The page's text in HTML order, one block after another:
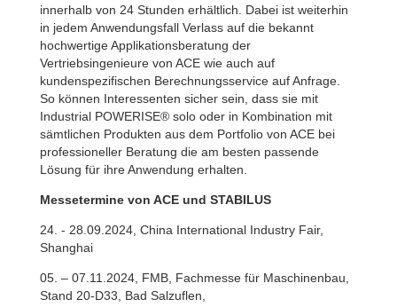
innerhalb von 24 Stunden erhältlich. Dabei ist weiterhin
in jedem Anwendungsfall Verlass auf die bekannt
hochwertige Applikationsberatung der
Vertriebsingenieure von ACE wie auch auf
kundenspezifischen Berechnungsservice auf Anfrage.
So können Interessenten sicher sein, dass sie mit
Industrial POWERISE® solo oder in Kombination mit
sämtlichen Produkten aus dem Portfolio von ACE bei
professioneller Beratung die am besten passende
Lösung für ihre Anwendung erhalten.
Messetermine von ACE und STABILUS
24. - 28.09.2024, China International Industry Fair,
Shanghai
05. – 07.11.2024, FMB, Fachmesse für Maschinenbau,
Stand 20-D33, Bad Salzuflen,